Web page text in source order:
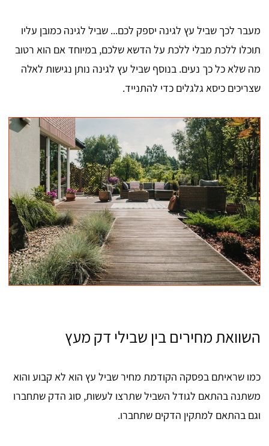
מעבר לכך שביל עץ לגינה יספק לכם... שביל לגינה כמובן עליו
תוכלו ללכת מבלי ללכת על הדשא שלכם, במיוחד אם הוא רטוב
מה שלא כל כך נעים. בנוסף שביל עץ לגינה נותן נגישות לאלה
שצריכים כיסא גלגלים כדי להתנייד.
השוואת מחירים בין שבילי דק מעץ
כמו שראיתם בפסקה הקודמת מחיר שביל עץ הוא לא קבוע והוא
משתנה בהתאם לגודל השביל שתרצו לעשות, סוג הדק שתחברו
וגם בהתאם למתקין הדקים שתחברו.